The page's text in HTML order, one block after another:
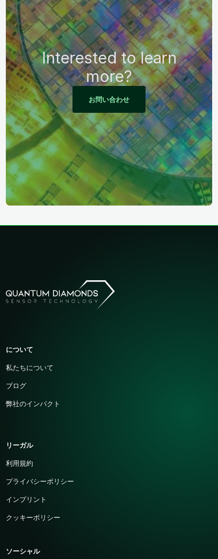
Interested to learn
more?
お問い合わせ
について
私たちについて
ブログ
弊社のインパクト
リーガル
利用規約
プライバシーポリシー
インプリント
クッキーポリシー
ソーシャル